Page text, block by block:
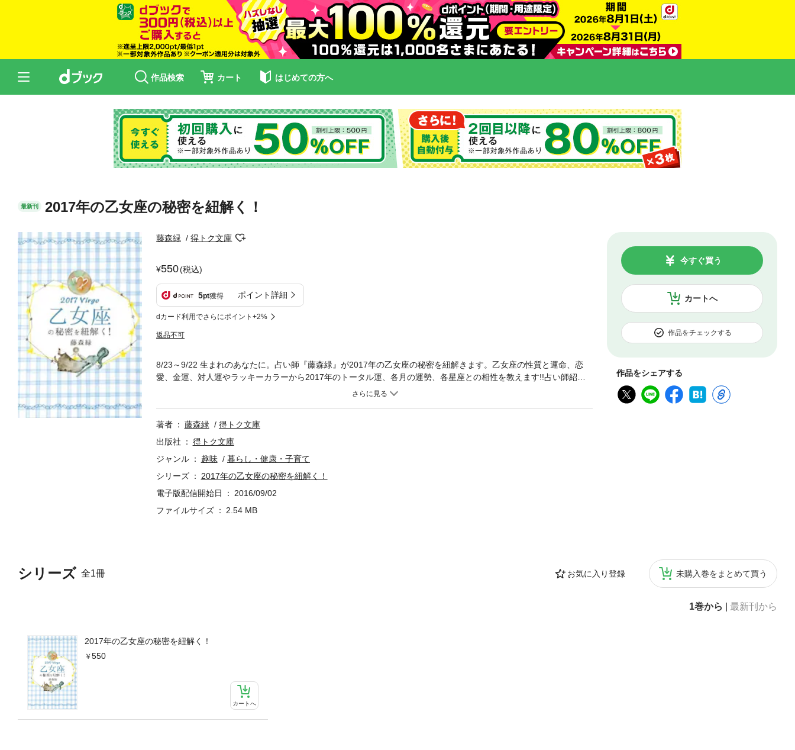
作品検索 カート はじめての方へ
最新刊 2017年の乙女座の秘密を紐解く！
藤森緑 得トク文庫
550(税込)
5pt獲得 ポイント詳細
dカード利用でさらにポイント+2%
返品不可
カートへ
今すぐ買う
作品をチェックする
作品をシェアする
シリーズ 全1冊 お気に入り登録 未購入巻をまとめて買う
1巻から 最新刊から
2017年の乙女座の秘密を紐解く！
550
カートへ
8/23～9/22 生まれのあなたに。占い師『藤森緑』が2017年の乙女座の秘密を紐解きます。乙女座の性質と運命、恋
愛、金運、対人運やラッキーカラーから2017年のトータル運、各月の運勢、各星座との相性を教えます!!占い師紹
介：藤森緑 １９９２年からプロ活動を開始。占い館・占いコーナー・電話鑑定・鑑定イベント等で１５，０００人以
執筆経験は数え切れないほど多い。
著者 藤森緑
得トク文庫
出版社
得トク文庫
ジャンル
趣味
暮らし・健康・子育て
シリーズ
2017年の乙女座の秘密を紐解く！
電子版配信開始日
2016/09/02
ファイルサイズ
2.54 MB